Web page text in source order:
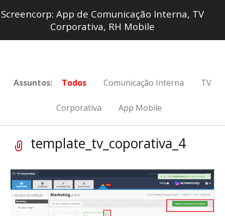
Screencorp: App de Comunicação Interna, TV
Corporativa, RH Mobile
Assuntos: Todos Comunicação Interna TV
Corporativa App Mobile
template_tv_coporativa_4